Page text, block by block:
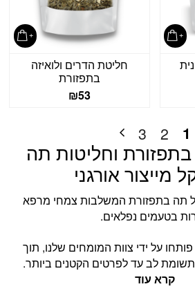
חליטת הדרים ולואיזה
בתפזורת
₪53
1
2
3
וחליטות תה
מייצור אורגני
תה בתפזורת המשלבות צמחי מרפא
בטעמים נפלאים.
על ידי צוות המומחים שלנו, תוך
לב עד לפרטים הקטנים ביותר.
קרא עוד